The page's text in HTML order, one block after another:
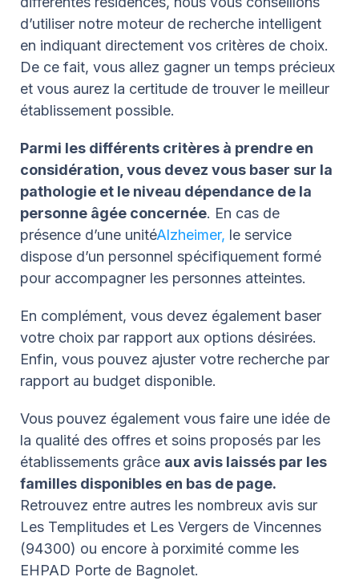
d’utiliser notre moteur de recherche intelligent
en indiquant directement vos critères de choix.
De ce fait, vous allez gagner un temps précieux
et vous aurez la certitude de trouver le meilleur
établissement possible.
Parmi les différents critères à prendre en
considération, vous devez vous baser sur la
pathologie et le niveau dépendance de la
personne âgée concernée. En cas de
présence d’une unitéAlzheimer, le service
dispose d’un personnel spécifiquement formé
pour accompagner les personnes atteintes.
En complément, vous devez également baser
votre choix par rapport aux options désirées.
Enfin, vous pouvez ajuster votre recherche par
rapport au budget disponible.
Vous pouvez également vous faire une idée de
la qualité des offres et soins proposés par les
établissements grâce aux avis laissés par les
familles disponibles en bas de page.
Retrouvez entre autres les nombreux avis sur
Les Templitudes et Les Vergers de Vincennes
(94300) ou encore à porximité comme les
EHPAD Porte de Bagnolet.